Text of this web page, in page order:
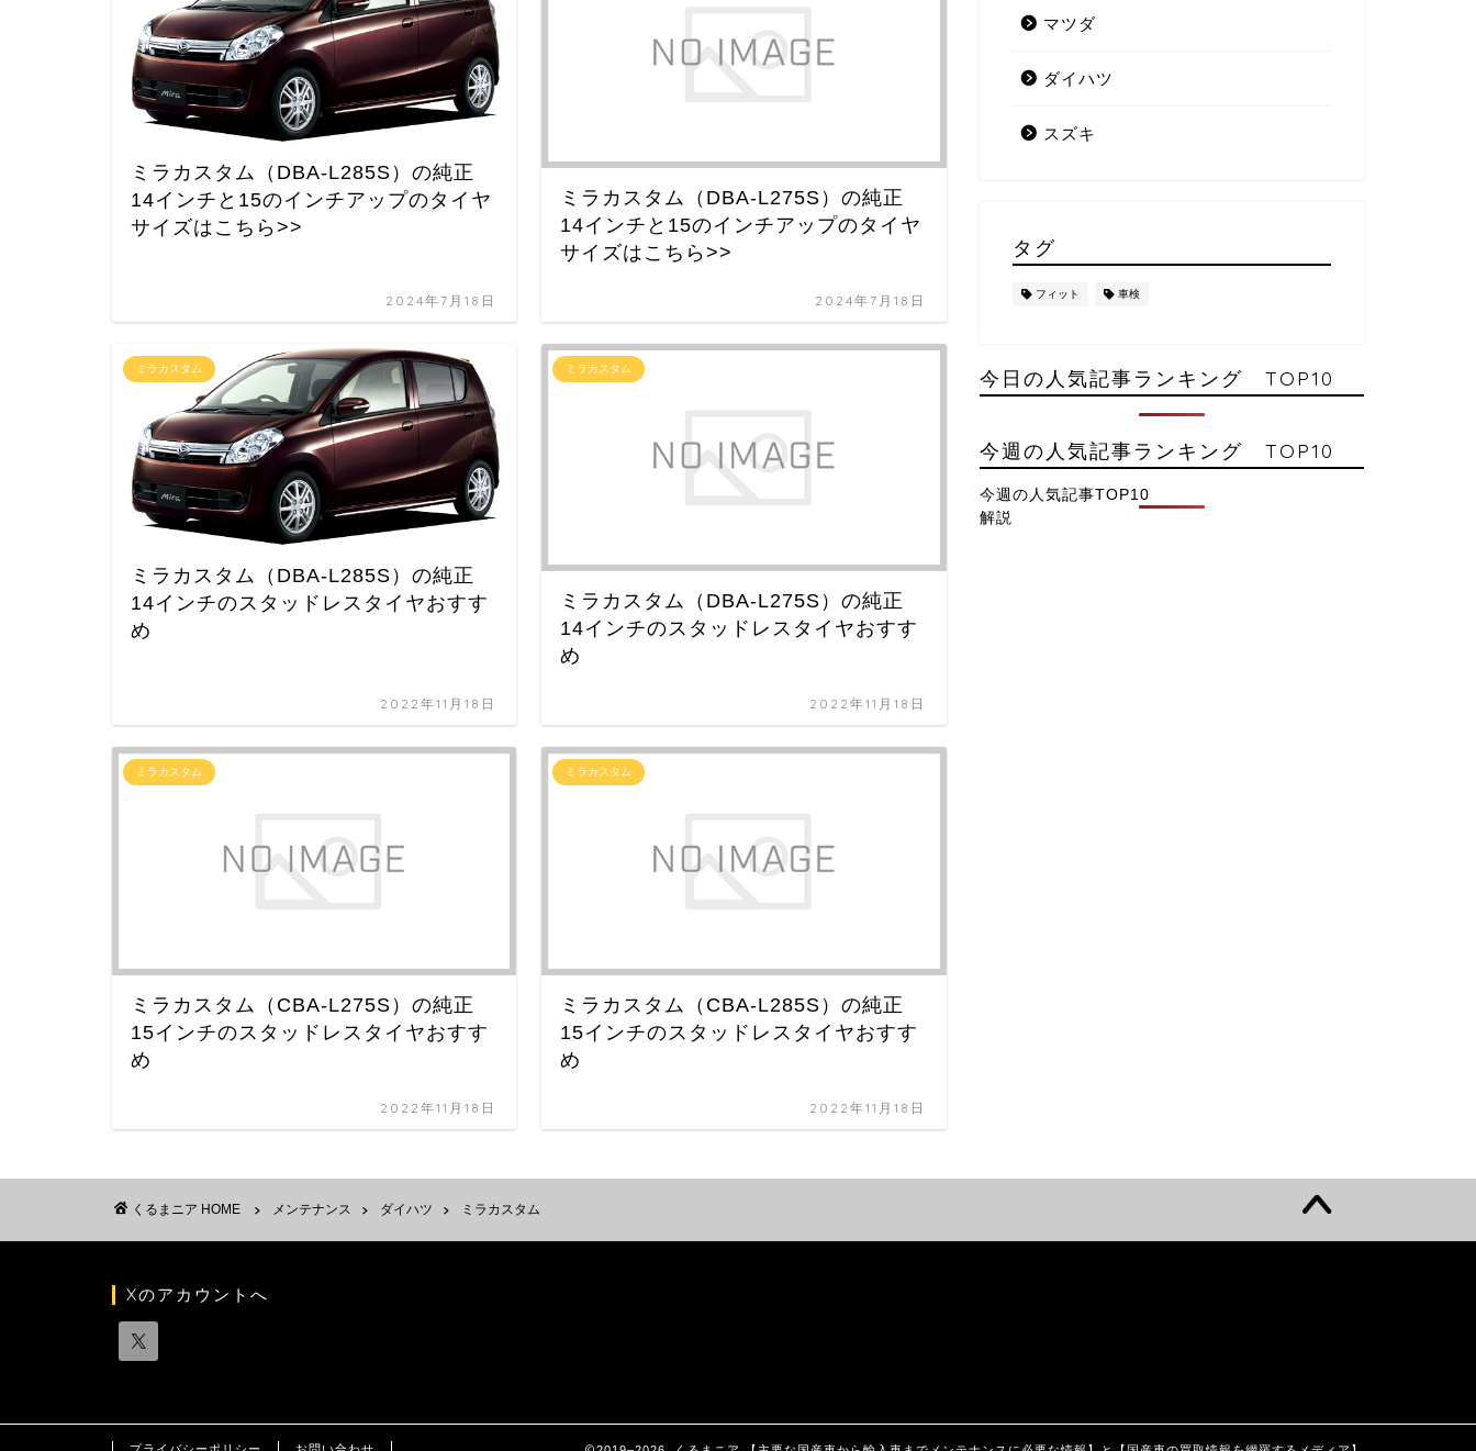
ミラカスタム（DBA-L285S）の純正
14インチと15のインチアップのタイヤ
サイズはこちら>>
2024年7月18日
ミラカスタム（DBA-L275S）の純正
14インチと15のインチアップのタイヤ
サイズはこちら>>
2024年7月18日
ミラカスタム
ミラカスタム（DBA-L285S）の純正
14インチのスタッドレスタイヤおすす
め
2022年11月18日
ミラカスタム
ミラカスタム（DBA-L275S）の純正
14インチのスタッドレスタイヤおすす
め
2022年11月18日
ミラカスタム
ミラカスタム（CBA-L275S）の純正
15インチのスタッドレスタイヤおすす
め
2022年11月18日
ミラカスタム
ミラカスタム（CBA-L285S）の純正
15インチのスタッドレスタイヤおすす
め
2022年11月18日
マツダ
ダイハツ
スズキ
タグ
フィット 車検
今日の人気記事ランキング TOP10
今週の人気記事ランキング TOP10
今週の人気記事TOP10
解説
HOME メンテナンス ダイハツ ミラカスタム
Xのアカウントへ
プライバシーポリシー お問い合わせ